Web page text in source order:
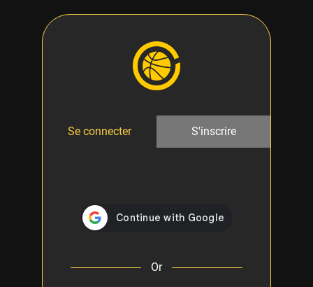
Se connecter S'inscrire
Or